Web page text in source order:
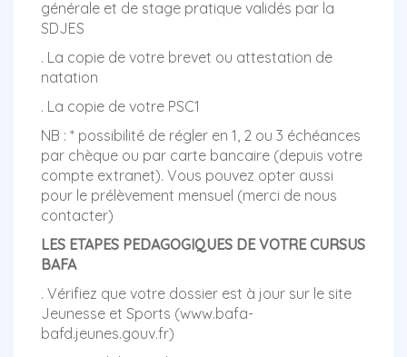
générale et de stage pratique validés par la
SDJES
. La copie de votre brevet ou attestation de
natation
. La copie de votre PSC1
NB : * possibilité de régler en 1, 2 ou 3 échéances
par chèque ou par carte bancaire (depuis votre
compte extranet). Vous pouvez opter aussi
pour le prélèvement mensuel (merci de nous
contacter)
LES ETAPES PEDAGOGIQUES DE VOTRE CURSUS
BAFA
. Vérifiez que votre dossier est à jour sur le site
Jeunesse et Sports (www.bafa-
bafd.jeunes.gouv.fr)